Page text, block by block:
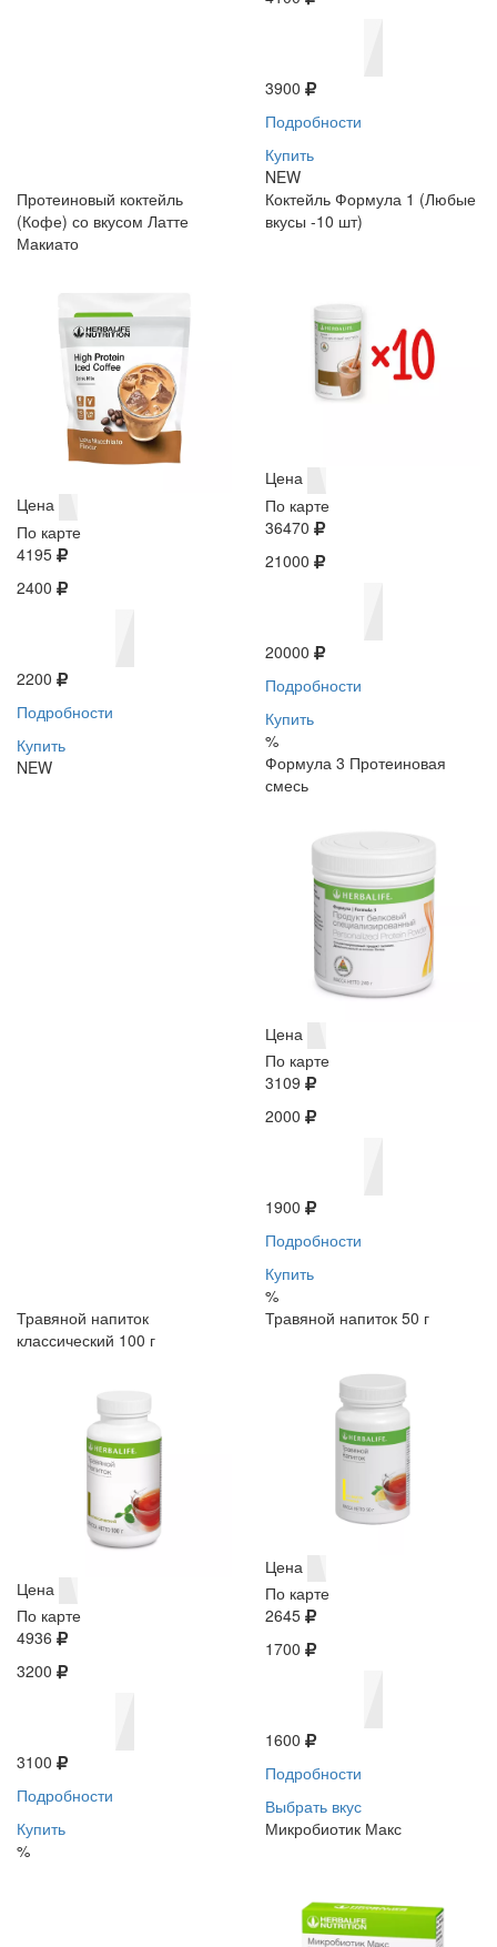
3900
Подробности
Купить
NEW
Протеиновый коктейль
(Кофе) со вкусом Латте
Макиато
Цена
По карте
4195
2400
2200
Подробности
Купить
NEW
Коктейль Формула 1 (Любые
вкусы -10 шт)
Цена
По карте
36470
21000
20000
Подробности
Купить
%
Формула 3 Протеиновая
смесь
Цена
По карте
3109
2000
1900
Подробности
Купить
%
Травяной напиток
классический 100 г
Цена
По карте
4936
3200
3100
Подробности
Купить
%
Травяной напиток 50 г
Цена
По карте
2645
1700
1600
Подробности
Выбрать вкус
Микробиотик Макс